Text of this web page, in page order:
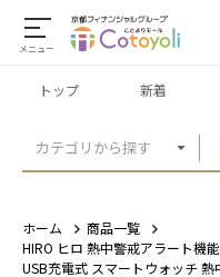
メニュー
カテゴリから探す
トップ 新着
ホーム
商品一覧
HIRO ヒロ 熱中警戒アラート機
USB充電式 スマートウォッチ